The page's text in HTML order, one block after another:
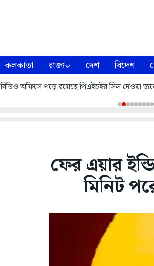
কলকাতা রাজ্য দেশ বিদেশ
বিডিও অফিসে পড়ে রয়েছে পিএইচইর সিল দেওয়া
ফের এয়ার
মিনিট